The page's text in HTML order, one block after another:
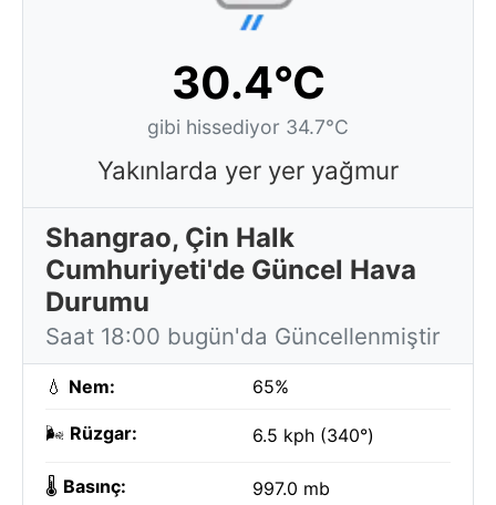
30.4°C
gibi hissediyor 34.7°C
Yakınlarda yer yer yağmur
Shangrao, Çin Halk
Cumhuriyeti'de Güncel Hava
Durumu
Saat 18:00 bugün'da Güncellenmiştir
💧 Nem: 65%
🌬️ Rüzgar: 6.5 kph (340°)
🌡️ Basınç: 997.0 mb